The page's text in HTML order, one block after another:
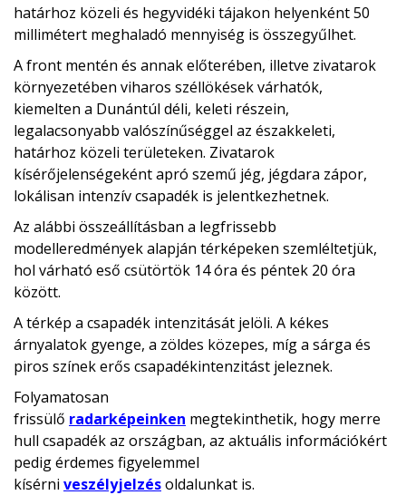
határhoz közeli és hegyvidéki tájakon helyenként 50
millimétert meghaladó mennyiség is összegyűlhet.
A front mentén és annak előterében, illetve zivatarok
környezetében viharos széllökések várhatók,
kiemelten a Dunántúl déli, keleti részein,
legalacsonyabb valószínűséggel az északkeleti,
határhoz közeli területeken. Zivatarok
kísérőjelenségeként apró szemű jég, jégdara zápor,
lokálisan intenzív csapadék is jelentkezhetnek.
Az alábbi összeállításban a legfrissebb
modelleredmények alapján térképeken szemléltetjük,
hol várható eső csütörtök 14 óra és péntek 20 óra
között.
A térkép a csapadék intenzitását jelöli. A kékes
árnyalatok gyenge, a zöldes közepes, míg a sárga és
piros színek erős csapadékintenzitást jeleznek.
Folyamatosan
frissülő radarképeinken megtekinthetik, hogy merre
hull csapadék az országban, az aktuális információkért
pedig érdemes figyelemmel
kísérni veszélyjelzésoldalunkat is.